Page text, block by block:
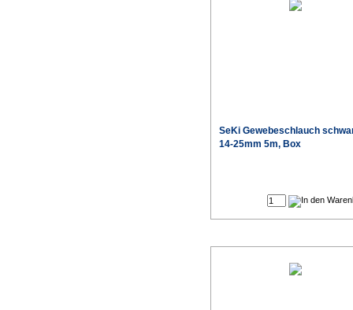
SeKi Gewebeschlauch
14-25mm 5m, Box